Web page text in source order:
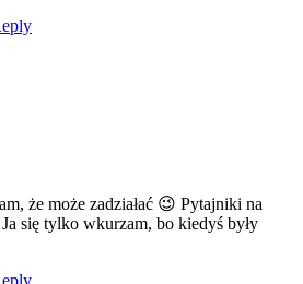
że może zadziałać 😉 Pytajniki na
się tylko wkurzam, bo kiedyś były